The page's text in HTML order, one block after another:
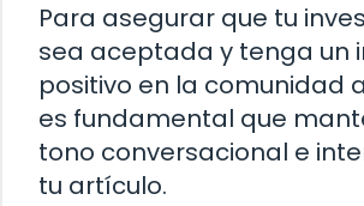
Para asegurar que tu
sea aceptada y tenga un
positivo en la comunidad
es fundamental que
tono conversacional e
tu artículo.